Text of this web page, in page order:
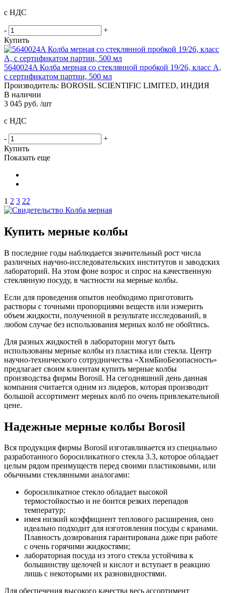
с НДС
-
+
Купить
5640024A Колба мерная со стеклянной пробкой 19/26, класс A,
с сертификатом партии, 500 мл
Производитель: BOROSIL SCIENTIFIC LIMITED, ИНДИЯ
В наличии
3 045 руб. /шт
с НДС
-
+
Купить
Показать еще
1 2 3 22
Купить мерные колбы
В последние годы наблюдается значительный рост числа
различных научно-исследовательских институтов и заводских
лабораторий. На этом фоне возрос и спрос на качественную
стеклянную посуду, в частности на мерные колбы.
Если для проведения опытов необходимо приготовить
растворы с точными пропорциями веществ или измерить
объем жидкости, полученной в результате исследований, в
любом случае без использования мерных колб не обойтись.
Для разных жидкостей в лаборатории могут быть
использованы мерные колбы из пластика или стекла. Центр
научно-технического сотрудничества «ХимБиоБезопасность»
предлагает своим клиентам купить мерные колбы
производства фирмы Borosil. На сегодняшний день данная
компания считается одним из лидеров, которая производит
большой ассортимент мерных колб по очень привлекательной
цене.
Надежные мерные колбы Borosil
Вся продукция фирмы Borosil изготавливается из специально
разработанного боросиликатного стекла 3.3, которое обладает
целым рядом преимуществ перед своими пластиковыми, или
обычными стеклянными аналогами:
боросиликатное стекло обладает высокой
термостойкостью и не боится резких перепадов
температур;
имея низкий коэффициент теплового расширения, оно
идеально подходит для изготовления посуды с кранами.
Плавность дозирования гарантирована даже при работе
с очень горячими жидкостями;
лабораторная посуда из этого стекла устойчива к
большинству щелочей и кислот и вступает в реакцию
лишь с некоторыми их разновидностями.
Для обеспечения высокого качества весь ассортимент